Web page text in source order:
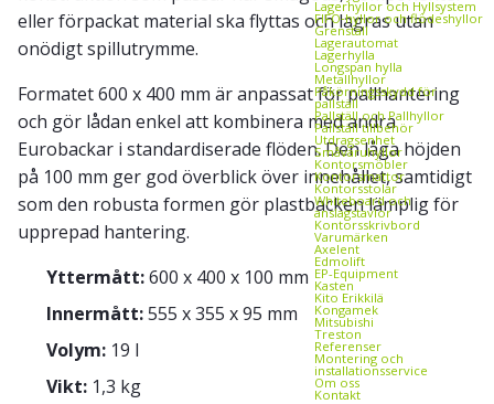
Lagerhyllor och Hyllsystem
FIFO‑hyllor och flödeshyllor
Grenställ
Lagerautomat
Lagerhylla
Longspan hylla
Metallhyllor
Påkörningsskydd för
pallställ
Pallställ och Pallhyllor
Pallställ tillbehör
Utdragsenhet
Småvaruhyllor
Kontorsmöbler
Kontorsmattor
Kontorsstolar
Whiteboard och
anslagstavlor
Kontorsskrivbord
Varumärken
Axelent
Edmolift
EP-Equipment
Kasten
Kito Erikkilä
Kongamek
Mitsubishi
Treston
Referenser
Montering och
installationsservice
Om oss
Kontakt
eller förpackat material ska flyttas och lagras utan
onödigt spillutrymme.
Formatet 600 x 400 mm är anpassat för pallhantering
och gör lådan enkel att kombinera med andra
Eurobackar i standardiserade flöden. Den låga höjden
på 100 mm ger god överblick över innehållet, samtidigt
som den robusta formen gör plastbacken lämplig för
upprepad hantering.
Yttermått:600 x 400 x 100 mm
Innermått:555 x 355 x 95 mm
Volym:19 l
Vikt:1,3 kg